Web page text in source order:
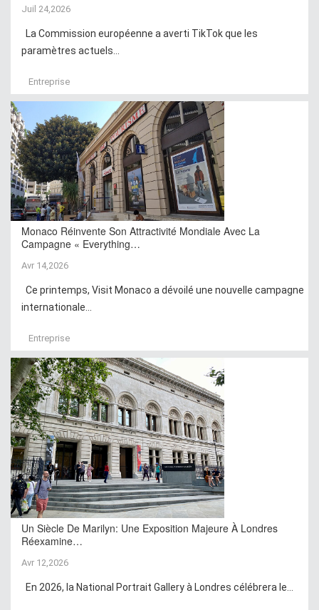
Juil 24,2026
La Commission européenne a averti TikTok que les
paramètres actuels...
Entreprise
Monaco Réinvente Son Attractivité Mondiale Avec La
Campagne « Everything…
Avr 14,2026
Ce printemps, Visit Monaco a dévoilé une nouvelle campagne
internationale...
Entreprise
Un Siècle De Marilyn: Une Exposition Majeure À Londres
Réexamine…
Avr 12,2026
En 2026, la National Portrait Gallery à Londres célébrera le...